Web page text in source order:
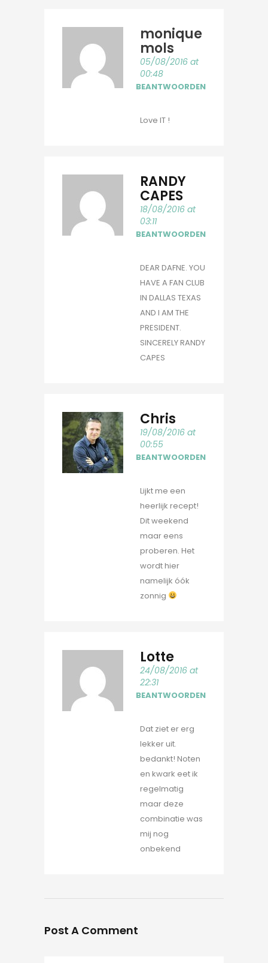
monique
mols
05/08/2016 at
00:48
BEANTWOORDEN
Love IT !
RANDY
CAPES
18/08/2016 at
03:11
BEANTWOORDEN
DEAR DAFNE. YOU
HAVE A FAN CLUB
IN DALLAS TEXAS
AND I AM THE
PRESIDENT.
SINCERELY RANDY
CAPES
Chris
19/08/2016 at
00:55
BEANTWOORDEN
Lijkt me een
heerlijk recept!
Dit weekend
maar eens
proberen. Het
wordt hier
namelijk óók
zonnig
Lotte
24/08/2016 at
22:31
BEANTWOORDEN
Dat ziet er erg
lekker uit.
bedankt! Noten
en kwark eet ik
regelmatig
maar deze
combinatie was
mij nog
onbekend
Post A Comment